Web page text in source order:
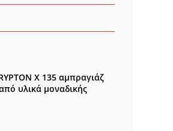
X 135 αμπραγιάζ
υλικά μοναδικής